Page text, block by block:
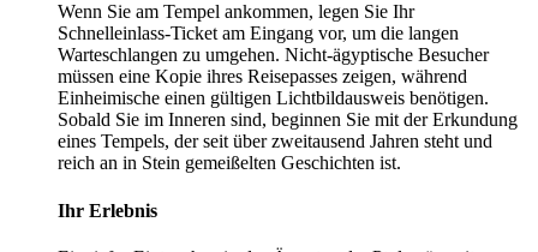
Wenn Sie am Tempel ankommen, legen Sie Ihr
Schnelleinlass-Ticket am Eingang vor, um die langen
Warteschlangen zu umgehen. Nicht-ägyptische Besucher
müssen eine Kopie ihres Reisepasses zeigen, während
Einheimische einen gültigen Lichtbildausweis benötigen.
Sobald Sie im Inneren sind, beginnen Sie mit der Erkundung
eines Tempels, der seit über zweitausend Jahren steht und
reich an in Stein gemeißelten Geschichten ist.
Ihr Erlebnis